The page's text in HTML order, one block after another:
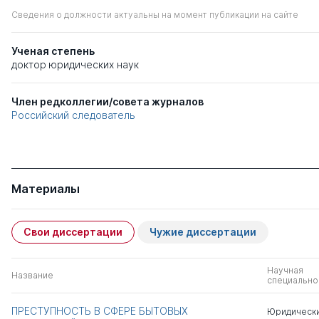
Сведения о должности актуальны на момент публикации на сайте
Ученая степень
доктор юридических наук
Член редколлегии/совета журналов
Российский следователь
Материалы
Свои диссертации Чужие диссертации
Название
Научная
ПРЕСТУПНОСТЬ В СФЕРЕ БЫТОВЫХ